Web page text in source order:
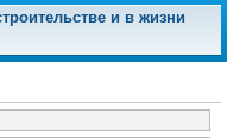
и в жизни